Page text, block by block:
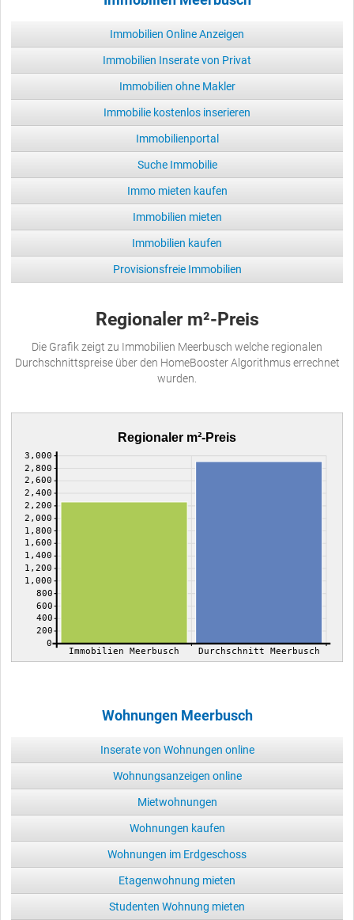
Immobilien Online Anzeigen
Immobilien Inserate von Privat
Immobilien ohne Makler
Immobilie kostenlos inserieren
Immobilienportal
Suche Immobilie
Immo mieten kaufen
Immobilien mieten
Immobilien kaufen
Provisionsfreie Immobilien
Regionaler m²-Preis
Die Grafik zeigt zu Immobilien Meerbusch welche regionalen
Durchschnittspreise über den HomeBooster Algorithmus errechnet
wurden.
Regionaler m²-Preis
0
200
400
600
800
1,000
1,200
1,400
1,600
1,800
2,000
2,200
2,400
2,600
2,800
3,000
Immobilien Meerbusch Durchschnitt Meerbusch
Wohnungen Meerbusch
Inserate von Wohnungen online
Wohnungsanzeigen online
Mietwohnungen
Wohnungen kaufen
Wohnungen im Erdgeschoss
Etagenwohnung mieten
Studenten Wohnung mieten